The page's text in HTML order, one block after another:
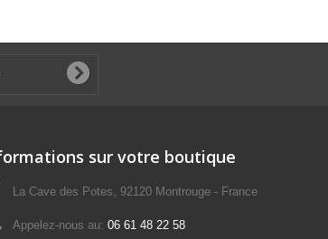
sur votre boutique
La Cave des Potes, 92120 Montrouge - France
Appelez-nous au: 06 61 48 22 58